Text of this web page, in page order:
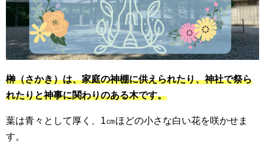
榊（さかき）は、家庭の神棚に供えられたり、神社で祭ら
れたりと神事に関わりのある木です。
葉は青々として厚く、1㎝ほどの小さな白い花を咲かせま
す。